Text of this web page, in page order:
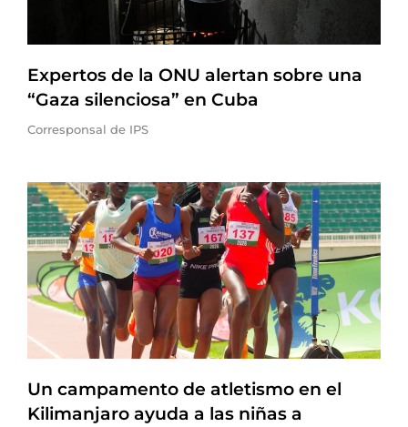
Expertos de la ONU alertan sobre una
“Gaza silenciosa” en Cuba
Corresponsal de IPS
Un campamento de atletismo en el
Kilimanjaro ayuda a las niñas a